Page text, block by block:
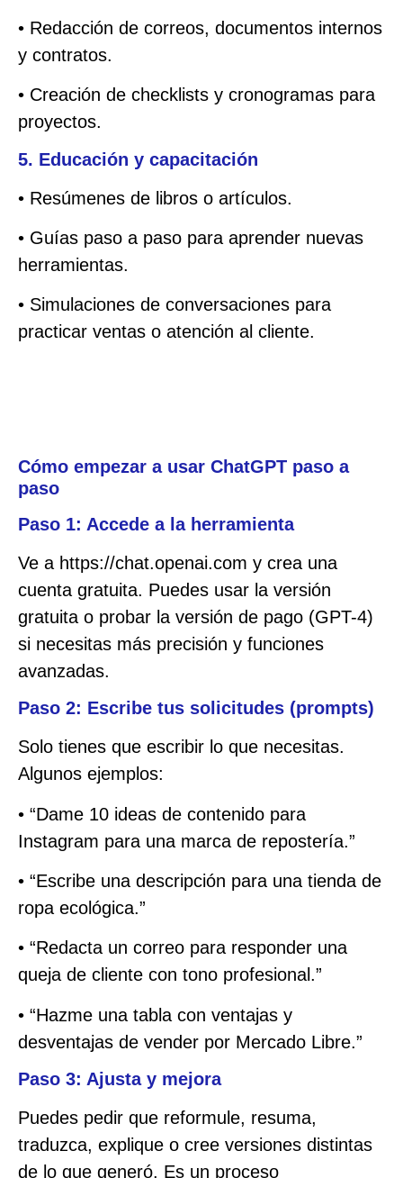
• Redacción de correos, documentos internos
y contratos.
• Creación de checklists y cronogramas para
proyectos.
5. Educación y capacitación
• Resúmenes de libros o artículos.
• Guías paso a paso para aprender nuevas
herramientas.
• Simulaciones de conversaciones para
practicar ventas o atención al cliente.
Cómo empezar a usar ChatGPT paso a
paso
Paso 1: Accede a la herramienta
Ve a https://chat.openai.com y crea una
cuenta gratuita. Puedes usar la versión
gratuita o probar la versión de pago (GPT-4)
si necesitas más precisión y funciones
avanzadas.
Paso 2: Escribe tus solicitudes (prompts)
Solo tienes que escribir lo que necesitas.
Algunos ejemplos:
• “Dame 10 ideas de contenido para
Instagram para una marca de repostería.”
• “Escribe una descripción para una tienda de
ropa ecológica.”
• “Redacta un correo para responder una
queja de cliente con tono profesional.”
• “Hazme una tabla con ventajas y
desventajas de vender por Mercado Libre.”
Paso 3: Ajusta y mejora
Puedes pedir que reformule, resuma,
traduzca, explique o cree versiones distintas
de lo que generó. Es un proceso